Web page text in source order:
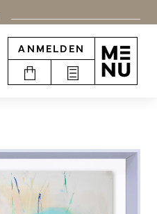
ANMELDEN